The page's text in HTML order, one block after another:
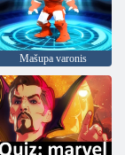
Mašupa varonis